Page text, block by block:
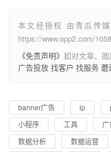
本文经授权 由青瓜传
https://www.opp2.com/
《免责声明》 如对文章、
广告投放 找客户 找服务 蘑
banner广告 ip
小程序
工具
数据分析
数据运营